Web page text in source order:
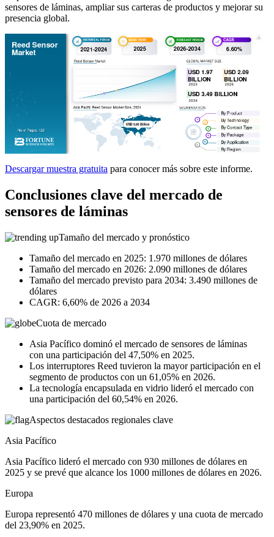
sensores de láminas, ampliar sus carteras de productos y mejorar su
presencia global.
Descargar muestra gratuita para conocer más sobre este informe.
Conclusiones clave del mercado de
sensores de láminas
Tamaño del mercado y pronóstico
Tamaño del mercado en 2025: 1.970 millones de dólares
Tamaño del mercado en 2026: 2.090 millones de dólares
Tamaño del mercado previsto para 2034: 3.490 millones de
dólares
CAGR: 6,60% de 2026 a 2034
Cuota de mercado
Asia Pacífico dominó el mercado de sensores de láminas
con una participación del 47,50% en 2025.
Los interruptores Reed tuvieron la mayor participación en el
segmento de productos con un 61,05% en 2026.
La tecnología encapsulada en vidrio lideró el mercado con
una participación del 60,54% en 2026.
Aspectos destacados regionales clave
Asia Pacífico
Asia Pacífico lideró el mercado con 930 millones de dólares en
2025 y se prevé que alcance los 1000 millones de dólares en 2026.
Europa
Europa representó 470 millones de dólares y una cuota de mercado
del 23,90% en 2025.